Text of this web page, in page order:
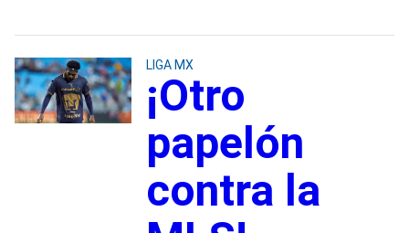
LIGA MX
¡Otro
papelón
contra la